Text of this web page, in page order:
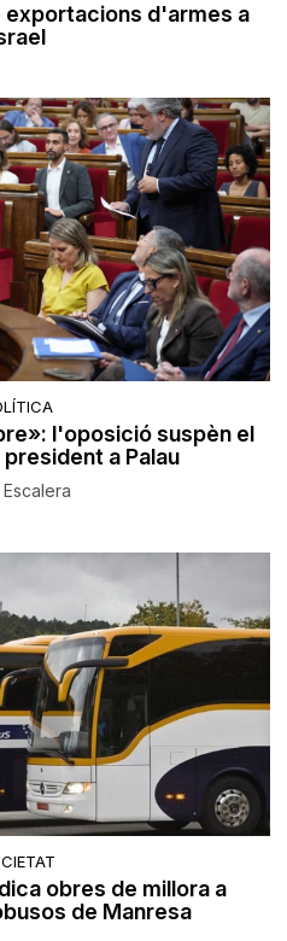
exportacions d'armes a
l'oposició suspèn el
a Palau
obres de millora a
de Manresa